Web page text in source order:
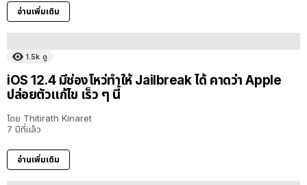
อ่านเพิ่มเติม
1.5k ดู
iOS 12.4 มีช่องโหว่ทำให้ Jailbreak ได้ คาดว่า Apple
ปล่อยตัวแก้ไข เร็ว ๆ นี้
โดย Thitirath Kinaret
7 ปีที่แล้ว
อ่านเพิ่มเติม